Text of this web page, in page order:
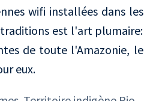
wifi installées dans les
traditions est l'art plumaire:
de toute l'Amazonie, le
eux.